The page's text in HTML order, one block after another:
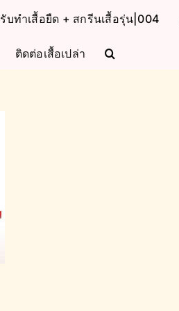
รับทำเสื้อยืด + สกรีนเสื้อรุ่น|004
ติดต่อเสื้อเปล่า